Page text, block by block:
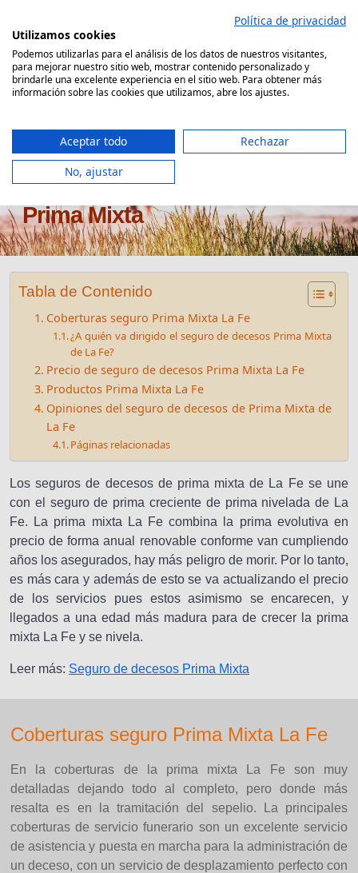
contenido
Comparador Seguro Decesos
Seguro de decesos La Fe
Prima Mixta
Tabla de Contenido
Coberturas seguro Prima Mixta La Fe
¿A quién va dirigido el seguro de decesos Prima Mixta
de La Fe?
Precio de seguro de decesos Prima Mixta La Fe
Productos Prima Mixta La Fe
Opiniones del seguro de decesos de Prima Mixta de
La Fe
Páginas relacionadas
Los seguros de decesos de prima mixta de La Fe se une
con el seguro de prima creciente de prima nivelada de La
Fe. La prima mixta La Fe combina la prima evolutiva en
precio de forma anual renovable conforme van cumpliendo
años los asegurados, hay más peligro de morir. Por lo tanto,
es más cara y además de esto se va actualizando el precio
de los servicios pues estos asimismo se encarecen, y
llegados a una edad más madura para de crecer la prima
mixta La Fe y se nivela.
Leer más: Seguro de decesos Prima Mixta
Coberturas seguro Prima Mixta La Fe
En la coberturas de la prima mixta La Fe son muy
detalladas dejando todo al completo, pero donde más
resalta es en la tramitación del sepelio. La principales
coberturas de servicio funerario son un excelente servicio
de asistencia y puesta en marcha para la administración de
un deceso, con un servicio de desplazamiento perfecto con
Política de privacidad
Utilizamos cookies
Podemos utilizarlas para el análisis de los datos de nuestros visitantes,
para mejorar nuestro sitio web, mostrar contenido personalizado y
brindarle una excelente experiencia en el sitio web. Para obtener más
información sobre las cookies que utilizamos, abre los ajustes.
Aceptar todo
Rechazar
No, ajustar